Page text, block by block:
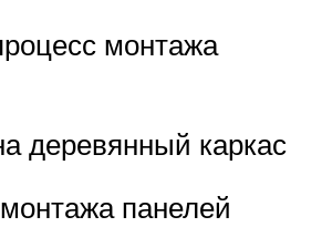
монтажа
деревянный каркас
панелей